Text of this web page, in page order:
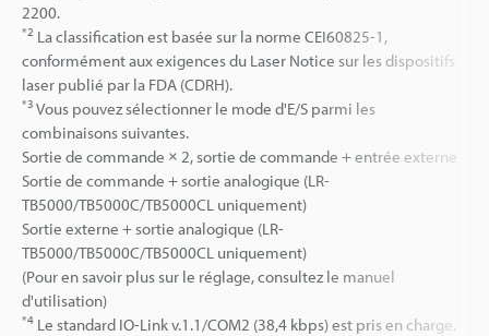
2200.
*2 La classification est basée sur la norme CEI60825-1,
conformément aux exigences du Laser Notice sur les dispositifs
laser publié par la FDA (CDRH).
*3 Vous pouvez sélectionner le mode d'E/S parmi les
combinaisons suivantes.
Sortie de commande × 2, sortie de commande + entrée externe
Sortie de commande + sortie analogique (LR-
TB5000/TB5000C/TB5000CL uniquement)
Sortie externe + sortie analogique (LR-
TB5000/TB5000C/TB5000CL uniquement)
(Pour en savoir plus sur le réglage, consultez le manuel
d'utilisation)
*4 Le standard IO-Link v.1.1/COM2 (38,4 kbps) est pris en charge.